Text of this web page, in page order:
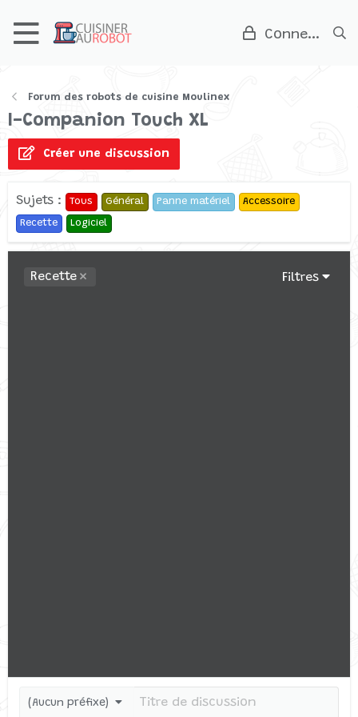
Connexion
Forum des robots de cuisine Moulinex
I-Companion Touch XL
Créer une discussion
Sujets : Tous Général Panne matériel Accessoire
Recette Logiciel
Recette Filtres
(Aucun préfixe)